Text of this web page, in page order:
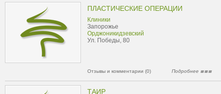
ПЛАСТИЧЕСКИЕ ОПЕРАЦИИ
Клиники
Запорожье
Орджоникидзевский
Ул. Победы, 80
Отзывы и комментарии (0) Подробнее
ТАИР